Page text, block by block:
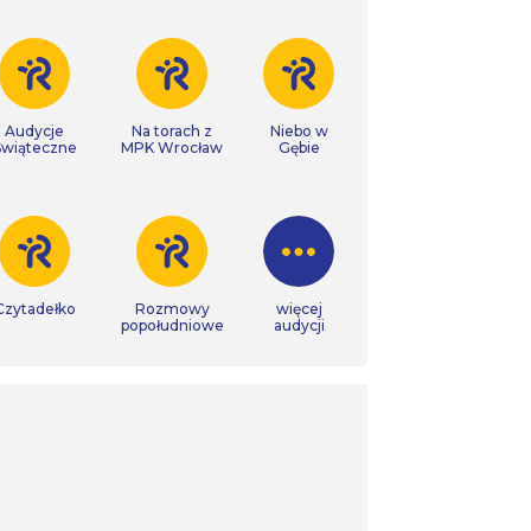
Audycje
Na torach z
MPK Wrocław
Niebo w
Gębie
Rozmowy
popołudniowe
więcej
audycji